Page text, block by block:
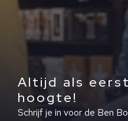
Altijd als
hoogte!
Schrijf je in voor de Ben